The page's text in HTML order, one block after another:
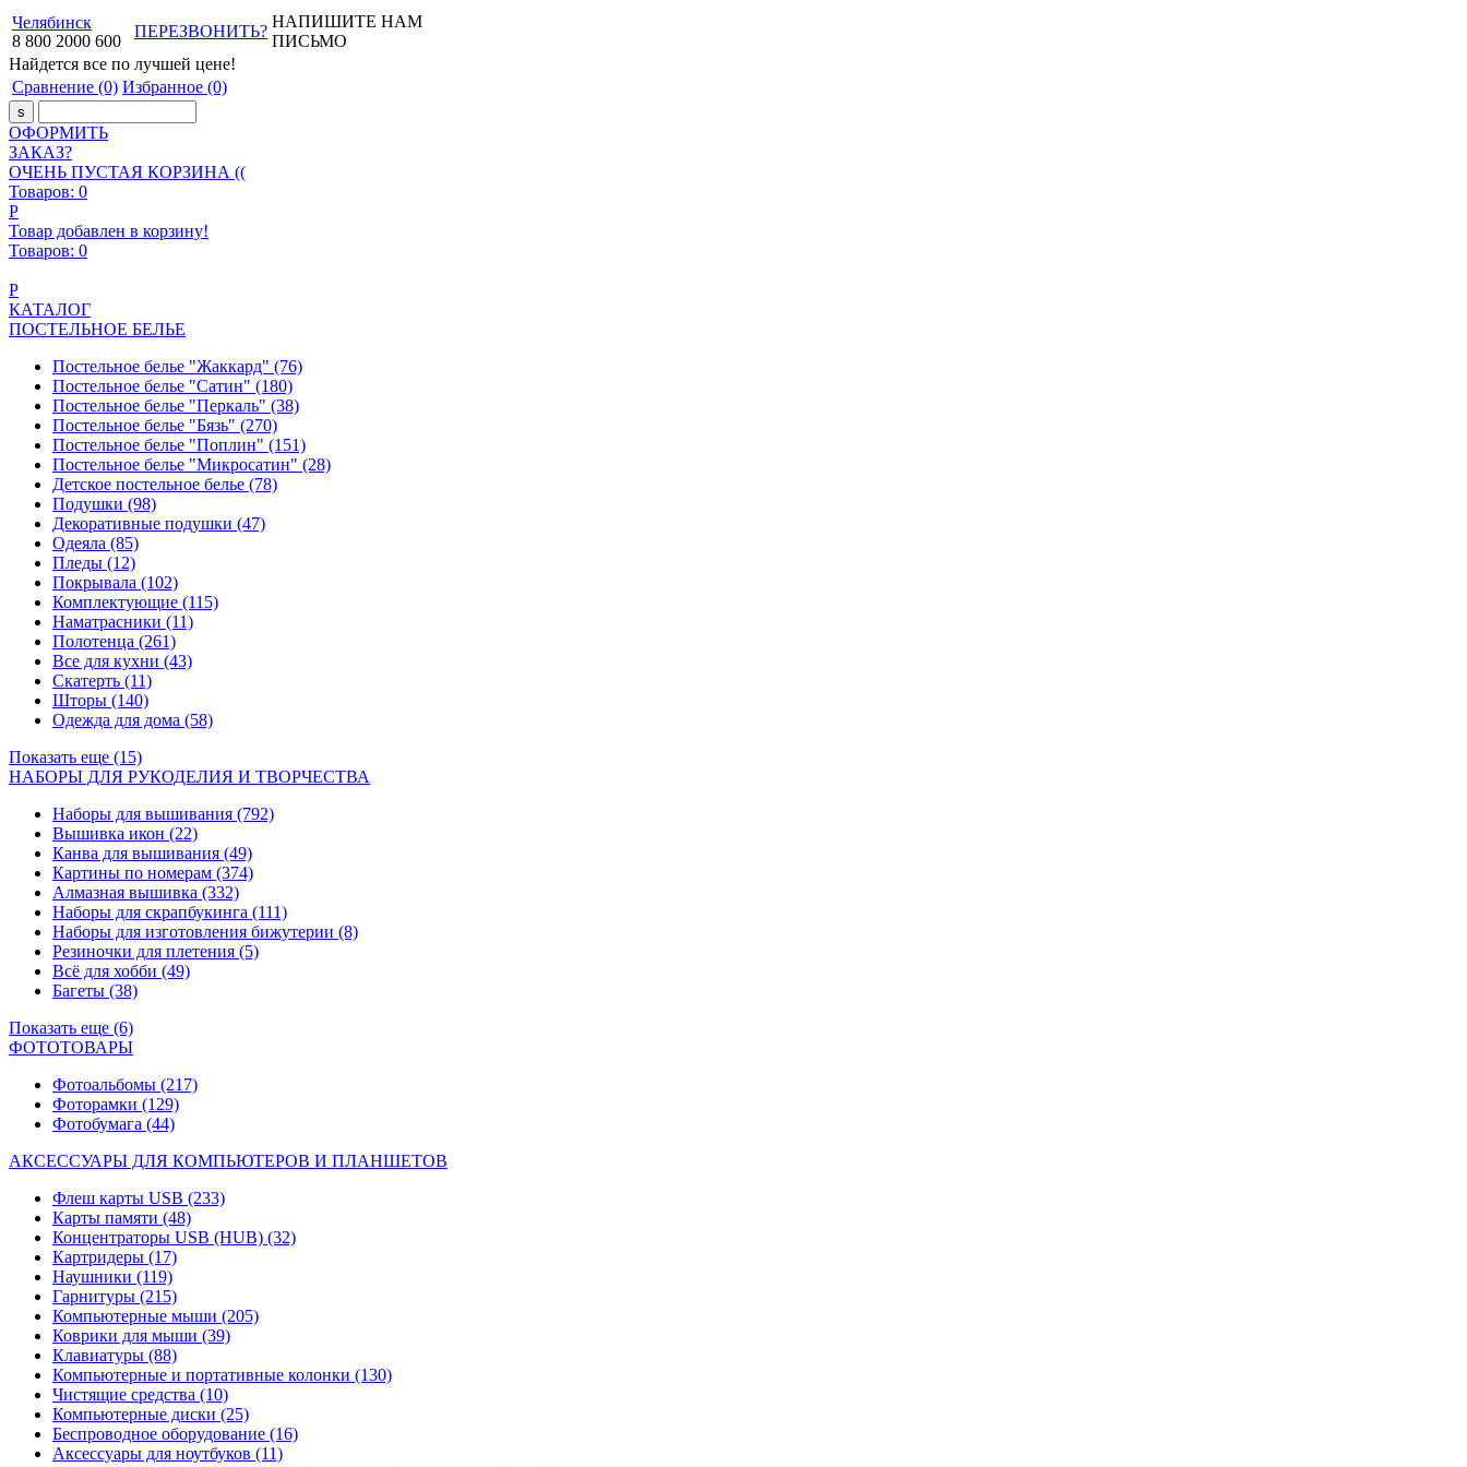
Челябинск
8 800 2000 600
ПЕРЕЗВОНИТЬ?
НАПИШИТЕ НАМ
ПИСЬМО
Найдется все по лучшей цене!
Сравнение (0) Избранное (0)
ОФОРМИТЬ
ЗАКАЗ?
ОЧЕНЬ ПУСТАЯ КОРЗИНА ((
Товаров: 0
Р
Товар добавлен в корзину!
Товаров: 0
Р
КАТАЛОГ
ПОСТЕЛЬНОЕ БЕЛЬЕ
Постельное белье "Жаккард" (76)
Постельное белье "Сатин" (180)
Постельное белье "Перкаль" (38)
Постельное белье "Бязь" (270)
Постельное белье "Поплин" (151)
Постельное белье "Микросатин" (28)
Детское постельное белье (78)
Подушки (98)
Декоративные подушки (47)
Одеяла (85)
Пледы (12)
Покрывала (102)
Комплектующие (115)
Наматрасники (11)
Полотенца (261)
Все для кухни (43)
Скатерть (11)
Шторы (140)
Одежда для дома (58)
Показать еще (15)
НАБОРЫ ДЛЯ РУКОДЕЛИЯ И ТВОРЧЕСТВА
Наборы для вышивания (792)
Вышивка икон (22)
Канва для вышивания (49)
Картины по номерам (374)
Алмазная вышивка (332)
Наборы для скрапбукинга (111)
Наборы для изготовления бижутерии (8)
Резиночки для плетения (5)
Всё для хобби (49)
Багеты (38)
Показать еще (6)
ФОТОТОВАРЫ
Фотоальбомы (217)
Фоторамки (129)
Фотобумага (44)
АКСЕССУАРЫ ДЛЯ КОМПЬЮТЕРОВ И ПЛАНШЕТОВ
Флеш карты USB (233)
Карты памяти (48)
Концентраторы USB (HUB) (32)
Картридеры (17)
Наушники (119)
Гарнитуры (215)
Компьютерные мыши (205)
Коврики для мыши (39)
Клавиатуры (88)
Компьютерные и портативные колонки (130)
Чистящие средства (10)
Компьютерные диски (25)
Беспроводное оборудование (16)
Аксессуары для ноутбуков (11)